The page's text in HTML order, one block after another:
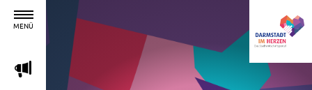
MENÜ
m